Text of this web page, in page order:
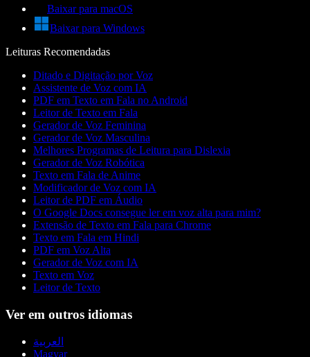
Baixar para macOS
Baixar para Windows
Leituras Recomendadas
Ditado e Digitação por Voz
Assistente de Voz com IA
PDF em Texto em Fala no Android
Leitor de Texto em Fala
Gerador de Voz Feminina
Gerador de Voz Masculina
Melhores Programas de Leitura para Dislexia
Gerador de Voz Robótica
Texto em Fala de Anime
Modificador de Voz com IA
Leitor de PDF em Áudio
O Google Docs consegue ler em voz alta para mim?
Extensão de Texto em Fala para Chrome
Texto em Fala em Hindi
PDF em Voz Alta
Gerador de Voz com IA
Texto em Voz
Leitor de Texto
Ver em outros idiomas
العربية
Magyar